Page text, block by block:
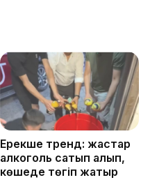
Ерекше тренд: жастар
алкоголь сатып алып,
көшеде төгіп жатыр